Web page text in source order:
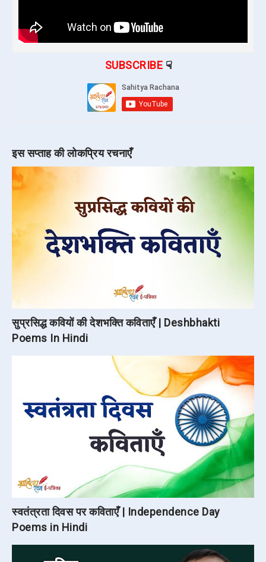
SUBSCRIBE☟
इस सप्ताह की लोकप्रिय रचनाएँ
सुप्रसिद्ध कवियों की देशभक्ति कविताएँ | Deshbhakti
Poems In Hindi
स्वतंत्रता दिवस पर कविताएँ | Independence Day
Poems in Hindi